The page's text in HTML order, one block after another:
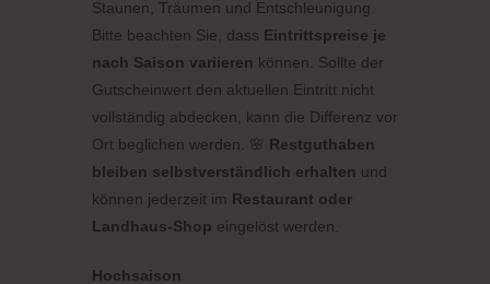
Staunen, Träumen und Entschleunigung.
Bitte beachten Sie, dass Eintrittspreise je
nach Saison variieren können. Sollte der
Gutscheinwert den aktuellen Eintritt nicht
vollständig abdecken, kann die Differenz vor
Ort beglichen werden. 🌸 Restguthaben
bleiben selbstverständlich erhalten und
können jederzeit im Restaurant oder
Landhaus-Shop eingelöst werden.
Hochsaison